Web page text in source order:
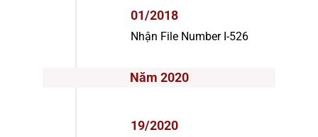
01/2018
Nhận File Number I-526
Năm 2020
19/2020